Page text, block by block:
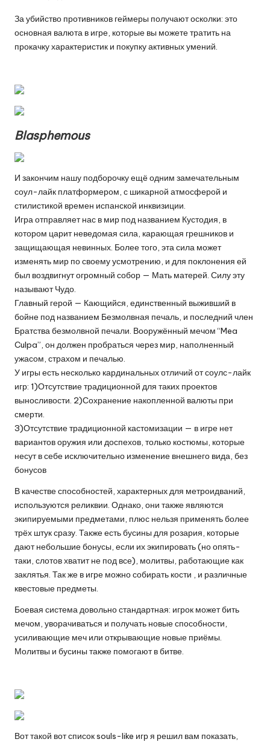
За убийство противников геймеры получают осколки: это
основная валюта в игре, которые вы можете тратить на
прокачку характеристик и покупку активных умений.
Blasphemous
И закончим нашу подборочку ещё одним замечательным
соул-лайк платформером, с шикарной атмосферой и
стилистикой времен испанской инквизиции.
Игра отправляет нас в мир под названием Кустодия, в
котором царит неведомая сила, карающая грешников и
защищающая невинных. Более того, эта сила может
изменять мир по своему усмотрению, и для поклонения ей
был воздвигнут огромный собор — Мать матерей. Силу эту
называют Чудо.
Главный герой — Кающийся, единственный выживший в
бойне под названием Безмолвная печаль, и последний член
Братства безмолвной печали. Вооружённый мечом “Mea
Culpa”, он должен пробраться через мир, наполненный
ужасом, страхом и печалью.
У игры есть несколько кардинальных отличий от соулс-лайк
игр: 1)Отсутствие традиционной для таких проектов
выносливости. 2)Сохранение накопленной валюты при
смерти.
3)Отсутствие традиционной кастомизации — в игре нет
вариантов оружия или доспехов, только костюмы, которые
несут в себе исключительно изменение внешнего вида, без
бонусов
В качестве способностей, характерных для метроидваний,
используются реликвии. Однако, они также являются
экипируемыми предметами, плюс нельзя применять более
трёх штук сразу. Также есть бусины для розария, которые
дают небольшие бонусы, если их экипировать (но опять-
таки, слотов хватит не под все), молитвы, работающие как
заклятья. Так же в игре можно собирать кости , и различные
квестовые предметы.
Боевая система довольно стандартная: игрок может бить
мечом, уворачиваться и получать новые способности,
усиливающие меч или открывающие новые приёмы.
Молитвы и бусины также помогают в битве.
Вот такой вот список souls-like игр я решил вам показать,